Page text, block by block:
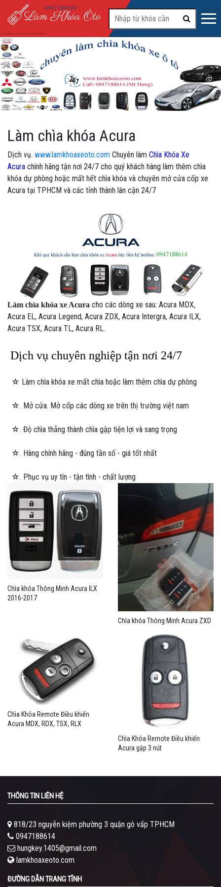
Làm chìa khóa Acura
Dịch vụ. www.lamkhoaxeoto.com Chuyên làm Chìa Khóa Xe
Acura chính hãng tận nơi 24/7 cho quý khách hàng làm thêm chìa
khóa dự phòng hoặc mất hết chìa khóa và chuyên mở cửa cốp xe
Acura tại TPHCM và các tỉnh thành lân cận 24/7
Làm chìa khóa xe Acura cho các dòng xe sau: Acura MDX,
Acura EL, Acura Legend, Acura ZDX, Acura Intergra, Acura ILX,
Acura TSX, Acura TL, Acura RL.
Dịch vụ chuyên nghiệp tận nơi 24/7
☆ Làm chìa khóa xe mất chìa hoặc làm thêm chìa dự phòng
☆. Mở cửa. Mở cốp các dòng xe trên thị trường việt nam
☆. Độ chìa thẳng thành chìa gập tiện lợi và sang trọng
☆. Hàng chính hãng - đúng tần số - giá tốt nhất
☆. Phục vụ uy tín - tận tình - chất lượng
Chìa khóa Thông Minh Acura ILX
2016-2017
Chìa khóa Thông Minh Acura ZXD
Chìa Khóa Remote Điều khiển
Acura MDX, RDX, TSX, RLX
Chìa Khóa Remote Điều khiển
Acura gập 3 nút
THÔNG TIN LIÊN HỆ
818/23 nguyễn kiệm phường 3 quận gò vấp TPHCM
0947188614
hungkey.1405@gmail.com
lamkhoaxeoto.com
ĐƯỜNG DẪN TRANG TĨNH